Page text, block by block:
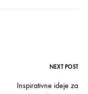
NEXT POST
Inspirativne ideje za